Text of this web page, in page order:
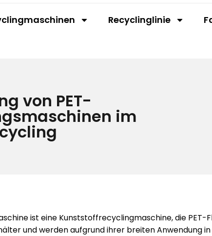
Recyclinglinie
von PET-
im
ist eine Kunststoffrecyclingmaschine, die
und werden aufgrund ihrer breiten Anwendung